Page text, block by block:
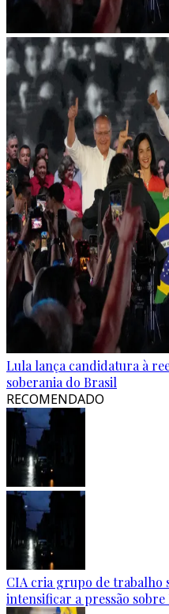
Lula lança candidatura à
soberania do Brasil
RECOMENDADO
CIA cria grupo de trabalho
intensificar a pressão sobre